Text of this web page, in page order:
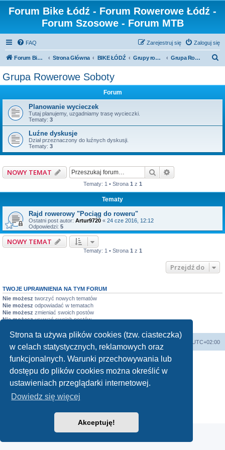
Strona ta używa plików cookies (tzw. ciasteczka)
w celach statystycznych, reklamowych oraz
funkcjonalnych. Warunki przechowywania lub
dostępu do plików cookies można określić w
ustawieniach przeglądarki internetowej.
Dowiedz się więcej
Akceptuję!
Forum Bike Łódź - Forum Rowerowe Łódź -
Forum Szosowe - Forum MTB
FAQ Zaloguj się
Zarejestruj się
Forum Bike Łódź - Forum Rowerowe Łódź - Forum Szosowe - Forum MTB Strona Główna BIKE ŁÓDŹ Grupy rowerowe Grupa Rowerowe Soboty
Grupa Rowerowe Soboty
Forum
Planowanie wycieczek
Tutaj planujemy, uzgadniamy trasę wycieczki.
Tematy: 3
Luźne dyskusje
Dział przeznaczony do luźnych dyskusji.
Tematy: 3
NOWY TEMAT Szukaj
Tematy: 1 • Strona 1 z 1
Tematy
Rajd rowerowy "Pociąg do roweru"
Ostatni post autor: Artur9720 « 24 cze 2016, 12:12
Odpowiedzi: 5
NOWY TEMAT
Tematy: 1 • Strona 1 z 1
Przejdź do
TWOJE UPRAWNIENIA NA TYM FORUM
Nie możesz tworzyć nowych tematów
Nie możesz odpowiadać w tematach
Nie możesz zmieniać swoich postów
Nie możeszusuwać swoich postów
UTC+02:00
Technologię dostarcza
Zasady ochrony danych osobowych